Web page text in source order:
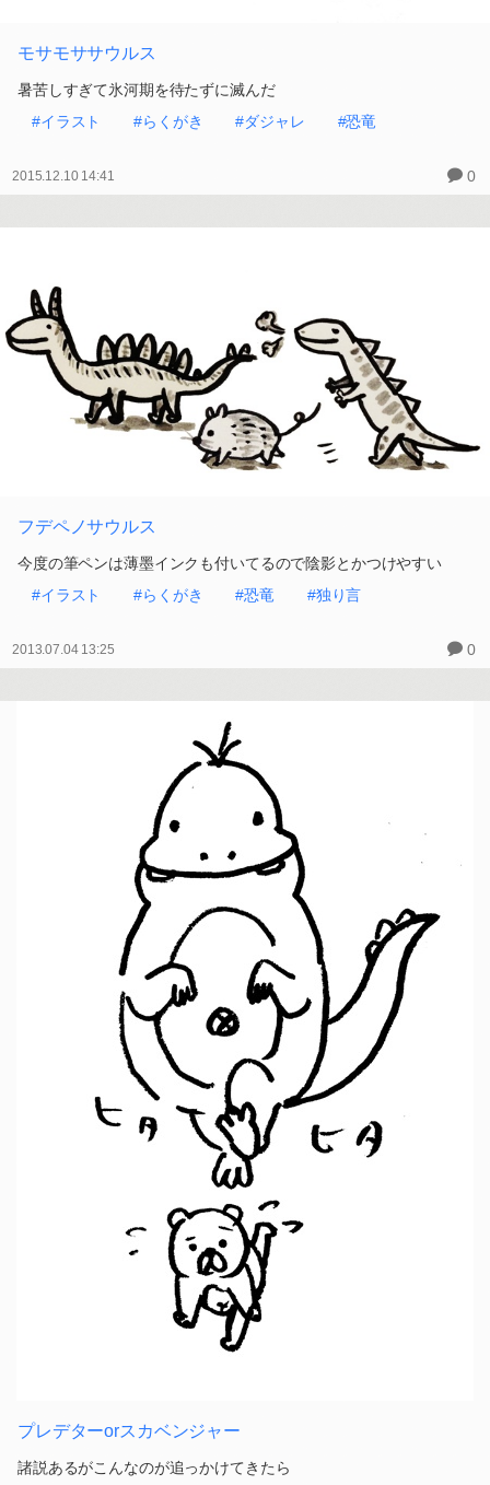
モサモササウルス
暑苦しすぎて氷河期を待たずに滅んだ
#イラスト
#らくがき #ダジャレ #恐竜
2015.12.10 14:41 0
フデペノサウルス
今度の筆ペンは薄墨インクも付いてるので陰影とかつけやすい
#イラスト
#らくがき #恐竜 #独り言
2013.07.04 13:25 0
プレデターorスカベンジャー
諸説あるがこんなのが追っかけてきたら